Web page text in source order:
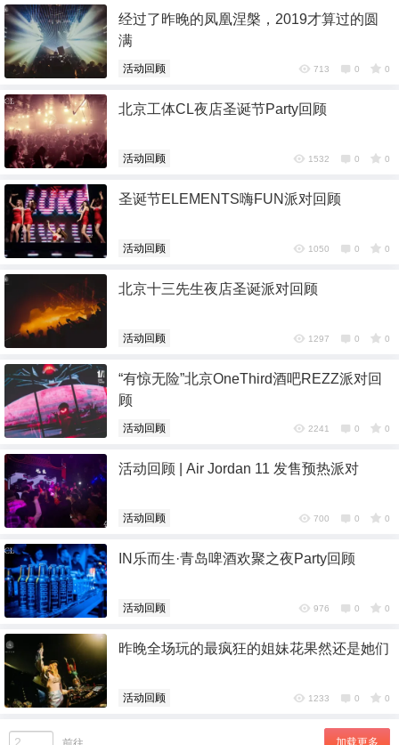
经过了昨晚的凤凰涅槃，2019才算过的圆
满
活动回顾 713 0 0
北京工体CL夜店圣诞节Party回顾
活动回顾 1532 0 0
圣诞节ELEMENTS嗨FUN派对回顾
活动回顾 1050 0 0
北京十三先生夜店圣诞派对回顾
活动回顾 1297 0 0
“有惊无险”北京OneThird酒吧REZZ派对回
顾
活动回顾 2241 0 0
活动回顾 | Air Jordan 11 发售预热派对
活动回顾 700 0 0
IN乐而生·青岛啤酒欢聚之夜Party回顾
活动回顾 976 0 0
昨晚全场玩的最疯狂的姐妹花果然还是她们
活动回顾 1233 0 0
加载更多